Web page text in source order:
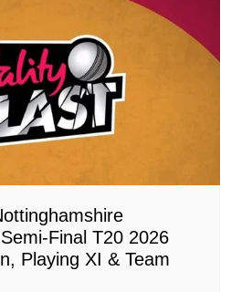
Final T20 2026
Playing XI & Team